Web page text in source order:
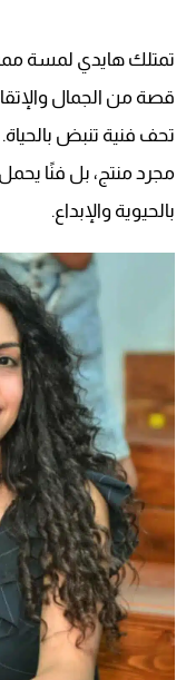
تمتلك هايدي لمسة
قصة من الجمال
تحف فنية تنبض
مجرد منتج، بل فنًا
بالحيوية والإبداع.